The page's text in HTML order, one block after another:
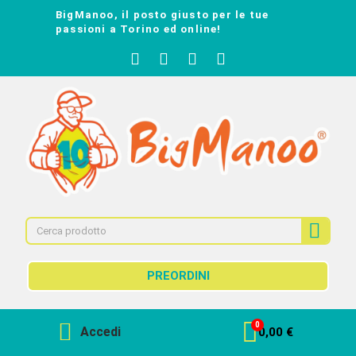
BigManoo, il posto giusto per le tue
passioni a Torino ed online!
PREORDINI
Accedi 0,00 €